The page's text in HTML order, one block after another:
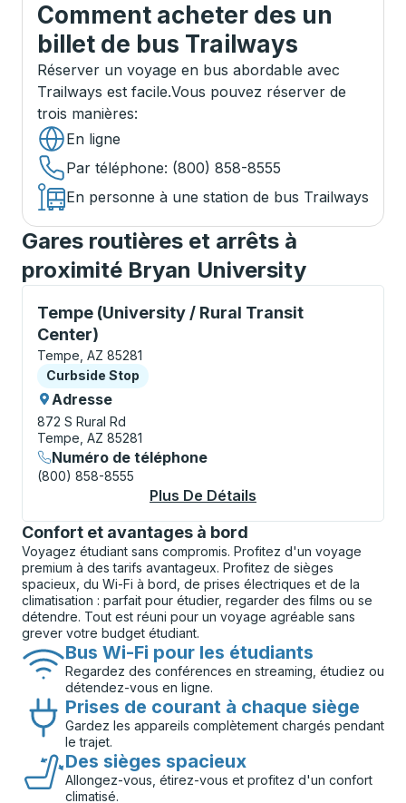
Comment acheter des un
billet de bus Trailways
Réserver un voyage en bus abordable avec
Trailways est facile.Vous pouvez réserver de
trois manières:
En ligne
Par téléphone: (800) 858-8555
En personne à une station de bus Trailways
Gares routières et arrêts à
proximité Bryan University
Tempe (University / Rural Transit
Center)
Curbside Stop, utilisez les touches fléchées ou la
Tempe, AZ 85281
Curbside Stop
Curbside Stop
Adresse
872 S Rural Rd
Tempe, AZ 85281
Numéro de téléphone
(800) 858-8555
Plus De Détails
Confort et avantages à bord
Voyagez étudiant sans compromis. Profitez d'un voyage
premium à des tarifs avantageux. Profitez de sièges
spacieux, du Wi-Fi à bord, de prises électriques et de la
climatisation : parfait pour étudier, regarder des films ou se
détendre. Tout est réuni pour un voyage agréable sans
grever votre budget étudiant.
Bus Wi-Fi pour les étudiants
Regardez des conférences en streaming, étudiez ou
détendez-vous en ligne.
Prises de courant à chaque siège
Gardez les appareils complètement chargés pendant
le trajet.
Des sièges spacieux
Allongez-vous, étirez-vous et profitez d'un confort
climatisé.